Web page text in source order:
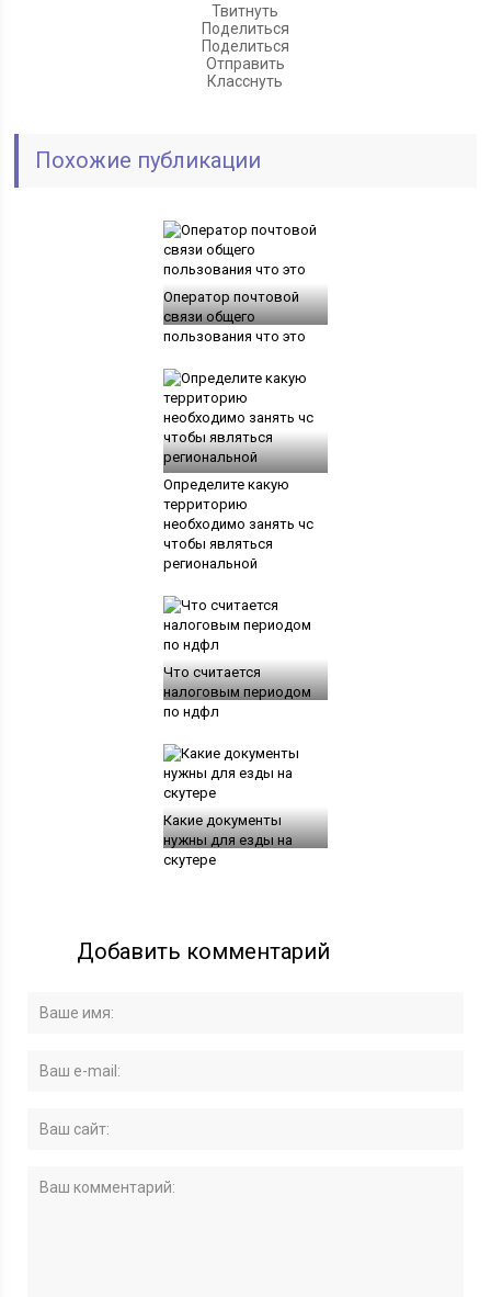
Твитнуть
Поделиться
Поделиться
Отправить
Класснуть
Похожие публикации
Оператор почтовой
связи общего
пользования что это
Определите какую
территорию
необходимо занять чс
чтобы являться
региональной
Что считается
налоговым периодом
по ндфл
Какие документы
нужны для езды на
скутере
Добавить комментарий